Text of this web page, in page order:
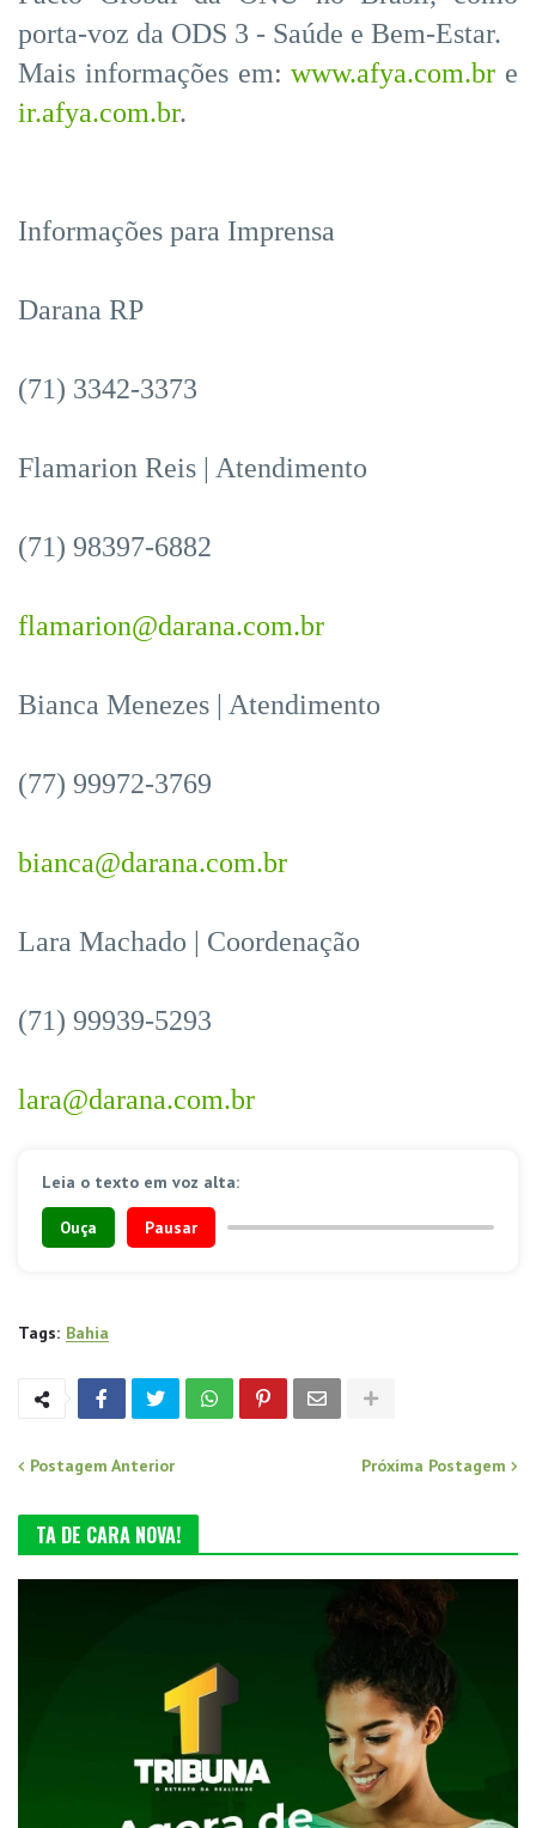
porta-voz da ODS 3 - Saúde e Bem-Estar.
Mais informações em:www.afya.com.br e
ir.afya.com.br.
Informações para Imprensa
Darana RP
(71) 3342-3373
Flamarion Reis | Atendimento
(71) 98397-6882
flamarion@darana.com.br
Bianca Menezes | Atendimento
(77) 99972-3769
bianca@darana.com.br
Lara Machado | Coordenação
(71) 99939-5293
lara@darana.com.br
Leia o texto em voz alta:
Ouça Pausar
Tags: Bahia
Postagem Anterior Próxima Postagem
TA DE CARA NOVA!